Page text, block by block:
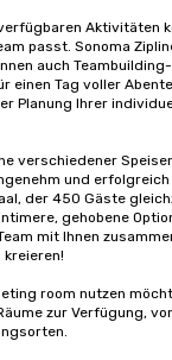
Aktivitäten
passt. Sonoma
auch
einen Tag voller
Planung Ihrer
verschiedener
und
der 450 Gäste
gehobene
mit Ihnen
kreieren!
room nutzen
zur Verfügung,